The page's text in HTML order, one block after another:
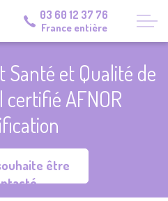
03 60 12 37 76
France entière
Santé et Qualité de
certifié AFNOR
être